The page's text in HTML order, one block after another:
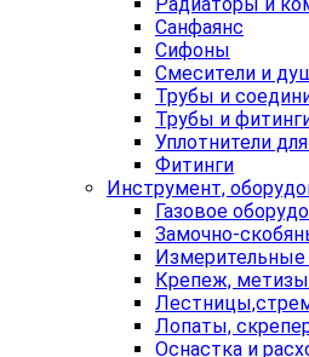
Санфаянс
Сифоны
Смесители и
Трубы и
Трубы и
Уплотнители
Фитинги
Инструмент,
Газовое
Замочно-
Крепеж, метизы
Лопаты,
Оснастка и